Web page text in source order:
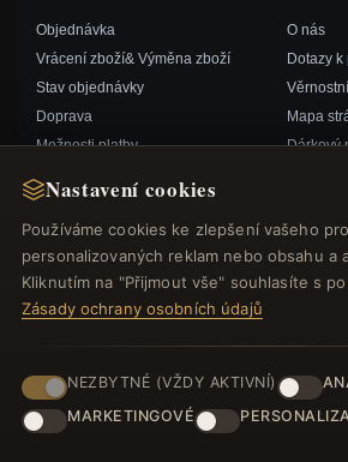
Nastavení cookies
Používáme cookies ke zlepšení vašeho
personalizovaných reklam nebo obsahu a
Kliknutím na "Přijmout vše" souhlasíte s
Zásady ochrany osobních údajů
NEZBYTNÉ (VŽDY AKTIVNÍ)
MARKETINGOVÉ
Objednávka
Vrácení zboží& Výměna zboží
Stav objednávky
Doprava
Možnosti platby
Kontaktujte nás
O nás
Dotazy k
Mapa
Dárkový
RYCHLÉ ODKAZY
Nové produkty
Speciální nabídky
Blog
Recenze
Přihlásit se